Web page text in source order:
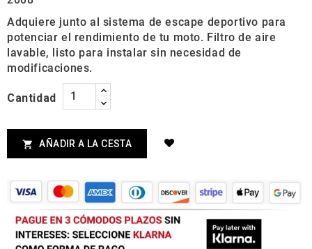
Adquiere junto al sistema de escape deportivo para
potenciar el rendimiento de tu moto. Filtro de aire
lavable, listo para instalar sin necesidad de
modificaciones.
Cantidad
 AÑADIR A LA CESTA